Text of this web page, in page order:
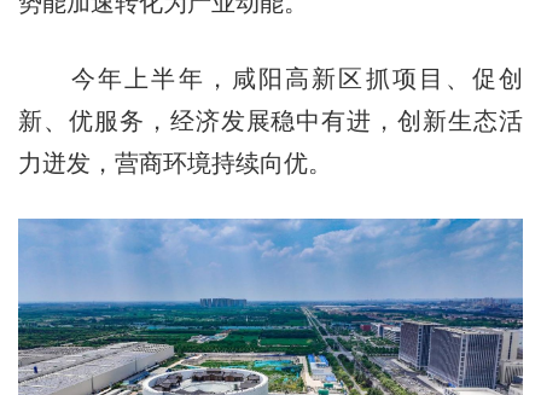
今年上半年，咸阳高新区抓项目、促创
新、优服务，经济发展稳中有进，创新生态活
力迸发，营商环境持续向优。